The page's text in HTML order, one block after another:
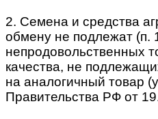
2. Семена и средства
обмену не подлежат (п.
непродовольственных
качества, не
на аналогичный товар
Правительства РФ от